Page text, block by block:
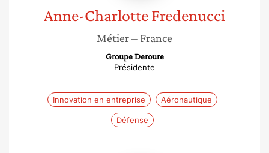
Anne-CharlotteFredenucci
Métier– France
Groupe Deroure
Présidente
Innovation en entreprise Aéronautique
Défense